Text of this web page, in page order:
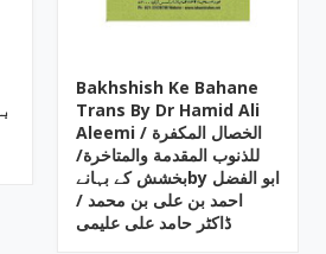
Bakhshish Ke Bahane
Trans By Dr Hamid Ali
Aleemi / الخصال المکفرة
للذنوب المقدمة والمتاخرة/
بخشش کے بہانےby ابو الفضل
احمد بن علی بن محمد /
ڈاکٹر حامد علی علیمی